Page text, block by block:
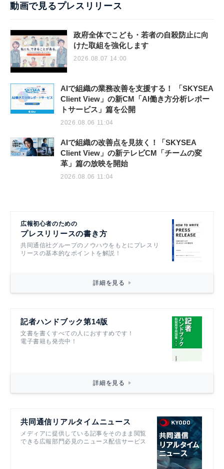
動画で見るプレスリリース
政府全体でこども・若者の自殺防止に向
けた取組を強化します
2026.08.07 14:00
AIで組織の業務改善を支援する！ 「SKYSEA
Client View」の新CM「AI働き方分析レポー
トサービス」篇を公開
2026.08.06 11:04
AIで組織の改善点を見抜く！「SKYSEA
Client View」の新テレビCM「チームの変
革」篇の放映を開始
2026.08.06 11:04
広報初心者のための
プレスリリースの書き方
共同通信社グループのノウハウをもとにプレスリ
リースの基本的なポイントを解説！
詳細を見る
記者ハンドブック第14版
文書を書くすべての人におすすめです！
電子書籍も発売中！
詳細を見る
共同通信リアルタイムニュース
メディアに提供している記事をそのまま閲覧
できる広報部門必見のニュース配信サービス